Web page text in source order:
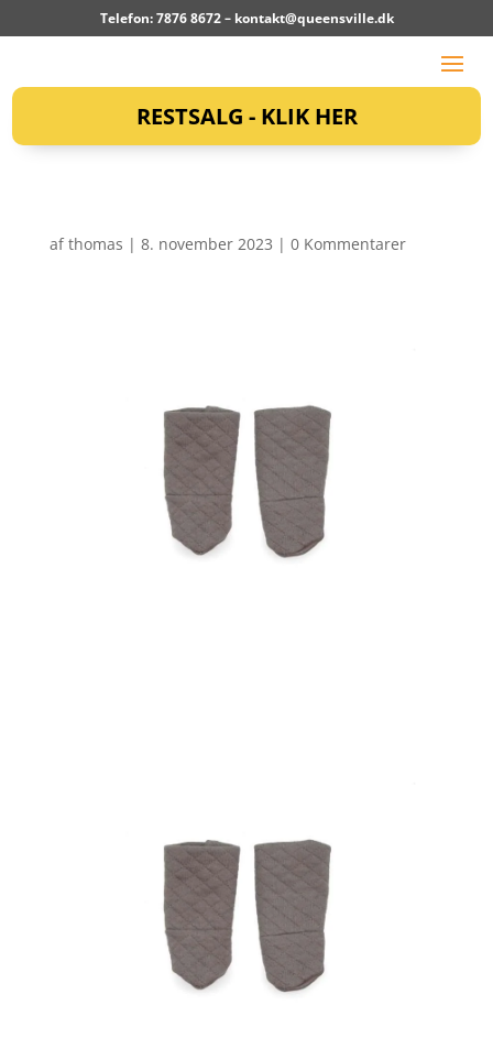
Telefon: 7876 8672 – kontakt@queensville.dk
RESTSALG - KLIK HER
afthomas | 8. november 2023 | 0 Kommentarer